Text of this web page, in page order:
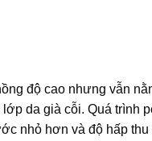
độ cao nhưng vẫn
da già cỗi. Quá trình
nhỏ hơn và độ hấp thu